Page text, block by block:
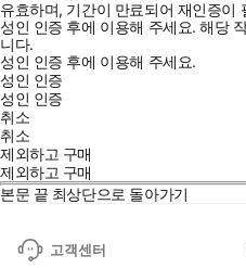
유효하며, 기간이 만료되어 재인증이
성인 인증 후에 이용해 주세요.해당
니다.
성인 인증 후에 이용해 주세요.
성인 인증
성인 인증
취소
취소
제외하고 구매
제외하고 구매
본문 끝 최상단으로 돌아가기
고객센터